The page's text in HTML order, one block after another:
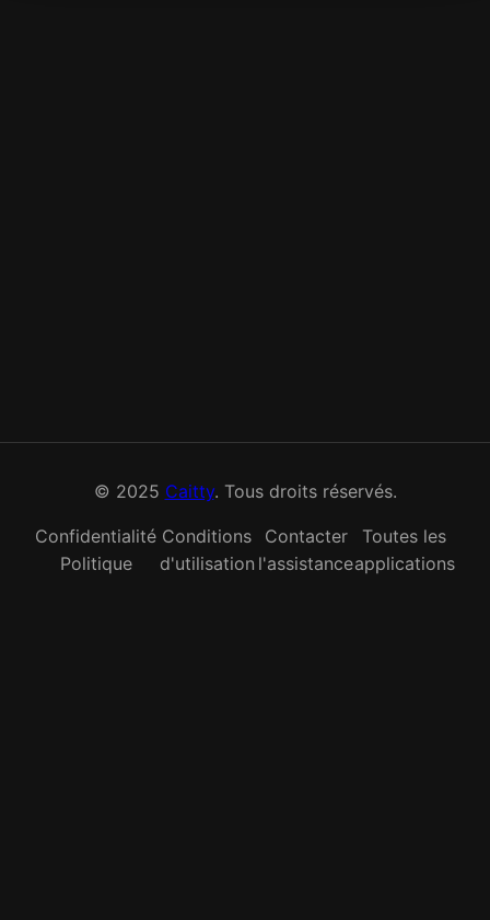
© 2025 Caitty. Tous droits réservés.
Confidentialité
Politique
Conditions
d'utilisation
Contacter
l'assistance
Toutes les
applications